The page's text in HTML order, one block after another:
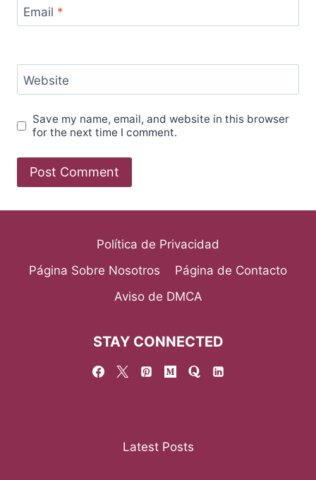
Email *
Website
Save my name, email, and website in this browser
for the next time I comment.
Política de Privacidad
Página Sobre Nosotros
Página de Contacto
Aviso de DMCA
STAY CONNECTED
Latest Posts